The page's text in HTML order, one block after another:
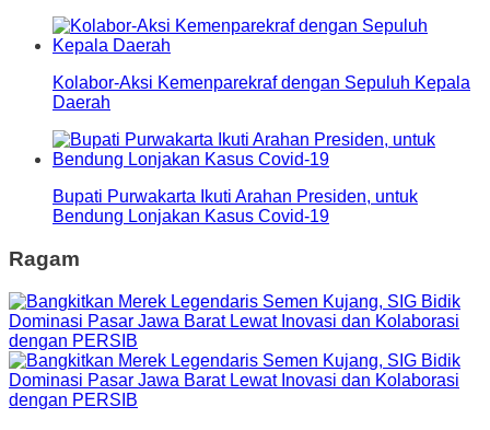
Kolabor-Aksi Kemenparekraf dengan Sepuluh Kepala
Daerah
Bupati Purwakarta Ikuti Arahan Presiden, untuk
Bendung Lonjakan Kasus Covid-19
Ragam